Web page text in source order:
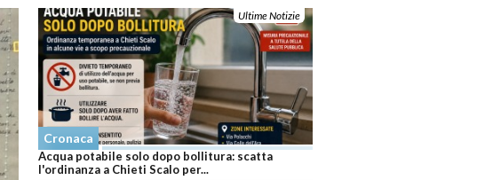
Ultime Notizie
Cronaca
Acqua potabile solo dopo bollitura: scatta
l'ordinanza a Chieti Scalo per...